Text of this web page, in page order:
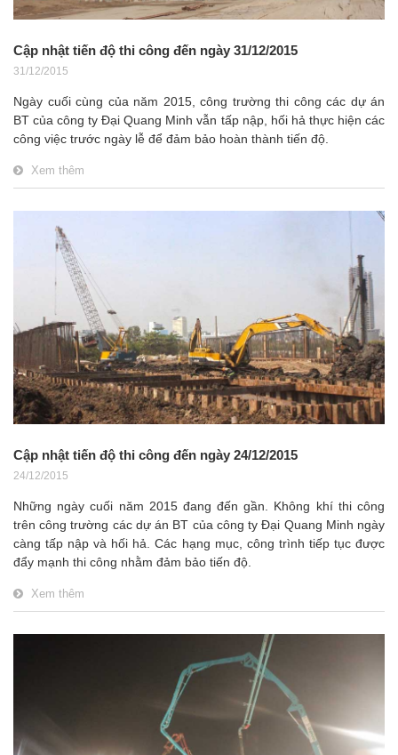
Cập nhật tiến độ thi công đến ngày 31/12/2015
31/12/2015
Ngày cuối cùng của năm 2015, công trường thi công các dự án
BT của công ty Đại Quang Minh vẫn tấp nập, hối hả thực hiện các
công việc trước ngày lễ để đảm bảo hoàn thành tiến độ.
Xem thêm
Cập nhật tiến độ thi công đến ngày 24/12/2015
24/12/2015
Những ngày cuối năm 2015 đang đến gần. Không khí thi công
trên công trường các dự án BT của công ty Đại Quang Minh ngày
càng tấp nập và hối hả. Các hạng mục, công trình tiếp tục được
đẩy mạnh thi công nhằm đảm bảo tiến độ.
Xem thêm